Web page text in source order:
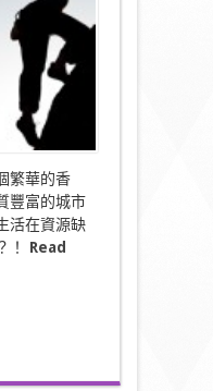
繁華的香
豐富的城市
活在資源缺
！ Read